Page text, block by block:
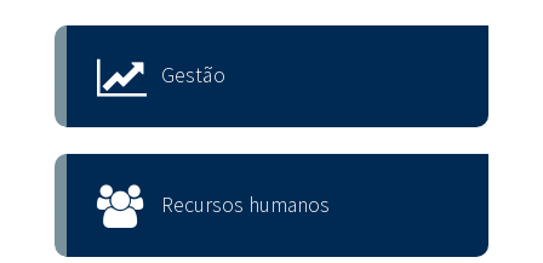
Gestão
Recursos humanos